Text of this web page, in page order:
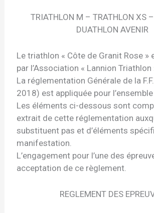
TRIATHLON M – TRATHLON XS
DUATHLON AVENIR
Le triathlon « Côte de Granit Rose »
par l’Association « Lannion Triathlon
La réglementation Générale de la
2018) est appliquée pour
Les éléments ci-dessous sont
extrait de cette réglementation
substituent pas et d’éléments
manifestation.
L’engagement pour l’une des
acceptation de ce règlement.
REGLEMENT DES